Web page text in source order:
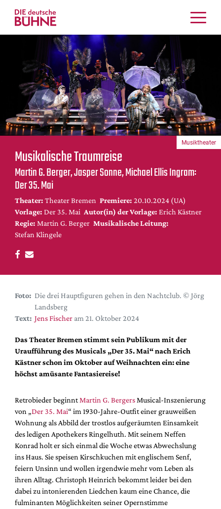
Kritiken
Schauspiel
Musiktheater
Tanz
Crossover
Bühnenwelt
Festivals & Veranstaltungen
Menschen & Theater
Themen
Internationales
Nachrufe
Medientipps
DdB-map
Kalender
Premierensuche
Festival-Planer
Hefte
Alle Hefte
Leseproben
Podcast
Service
Shop / Abo
Newsletter
Redaktion
Autor:innen
Partner
Mediadaten
Suche
Musikalische Traumreise
Martin G. Berger, Jasper Sonne, Michael Ellis Ingram:
Der 35. Mai
Theater: Theater Bremen Premiere: 20.10.2024 (UA)
Vorlage: Der 35. Mai Autor(in) der Vorlage: Erich Kästner
Regie: Martin G. Berger Musikalische Leitung:
Stefan Klingele
Musiktheater
Foto: Die drei Hauptfiguren gehen in den Nachtclub. © Jörg
Landsberg
Text: Jens Fischer am 21. Oktober 2024
Das Theater Bremen stimmt sein Publikum mit der
Uraufführung des Musicals „Der 35. Mai“ nach Erich
Kästner schon im Oktober auf Weihnachten ein: eine
höchst amüsante Fantasiereise!
Retrobieder beginnt Martin G. Bergers Musical-Inszenierung
von „Der 35. Mai“ im 1930-Jahre-Outfit einer grauweißen
Wohnung als Abbild der trostlos aufgeräumten Einsamkeit
des ledigen Apothekers Ringelhuth. Mit seinem Neffen
Konrad holt er sich einmal die Woche etwas Abwechslung
ins Haus. Sie speisen Kirschkuchen mit englischem Senf,
feiern Unsinn und wollen irgendwie mehr vom Leben als
ihren Alltag. Christoph Heinrich bekommt leider bei den
dabei zu intonierenden Liedchen kaum eine Chance, die
fulminanten Möglichkeiten seiner Opernstimme